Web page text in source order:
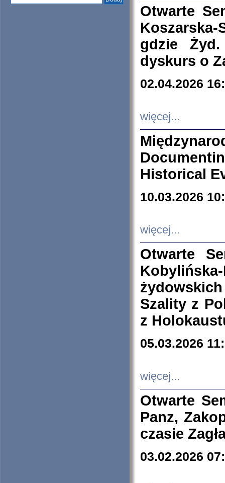
Otwarte
Koszarska-
gdzie
dyskurs o
02.04.2026
więcej...
Historical
10.03.2026
więcej...
Otwarte
Szality z
z
05.03.2026
więcej...
Otwarte
Panz,
czasie
03.02.2026